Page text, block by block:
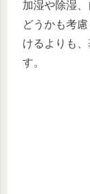
加湿や除湿
どうかも考
けるよりも
す。